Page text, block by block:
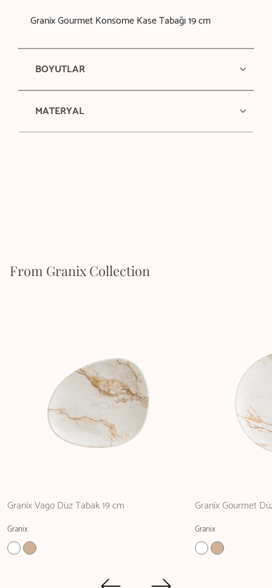
Granix Gourmet Konsome Kase Tabağı 19 cm
BOYUTLAR
MATERYAL
From Granix Collection
Granix Vago Düz Tabak 19 cm
Granix
Granix Gourmet
Granix